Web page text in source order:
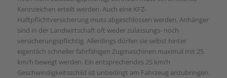
Kennzeichen erteilt werden. Auch eine KFZ-
Haftpflichtversicherung muss abgeschlossen werden. Anhänger
sind in der Landwirtschaft oft weder zulassungs- noch
versicherungspflichtig. Allerdings dürfen sie selbst hinter
eigentlich schneller fahrfähigen Zugmaschinen maximal mit 25
km/h bewegt werden. Ein entsprechendes 25 km/h
Geschwindigkeitsschild ist unbedingt am Fahrzeug anzubringen.